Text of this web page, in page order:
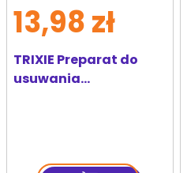
TRIXIE Preparat do
usuwania
13,98 zł